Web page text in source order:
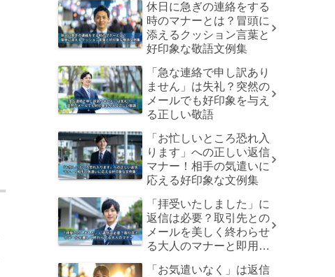
休日に急ぎの連絡をする
時のマナーとは？冒頭に
添えるクッション言葉と
好印象な敬語文例集
「急な連絡で申し訳あり
ません」は失礼？突然の
メールでも好印象を与え
る正しい敬語
「お忙しいところ恐れ入
ります」への正しい返信
マナー！相手の気遣いに
応える好印象な文例集
「拝受いたしました」に
返信は必要？取引先との
メールを美しく終わらせ
る大人のマナーと即用文
「お気遣いなく」は返信